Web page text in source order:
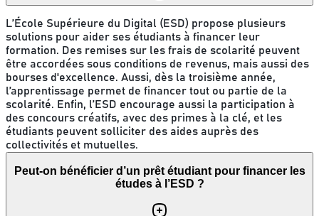
L’École Supérieure du Digital (ESD) propose plusieurs
solutions pour aider ses étudiants à financer leur
formation. Des remises sur les frais de scolarité peuvent
être accordées sous conditions de revenus, mais aussi des
bourses d'excellence. Aussi, dès la troisième année,
l’apprentissage permet de financer tout ou partie de la
scolarité. Enfin, l’ESD encourage aussi la participation à
des concours créatifs, avec des primes à la clé, et les
étudiants peuvent solliciter des aides auprès des
collectivités et mutuelles.
Peut-on bénéficier d’un prêt étudiant pour financer les
études à l’ESD ?